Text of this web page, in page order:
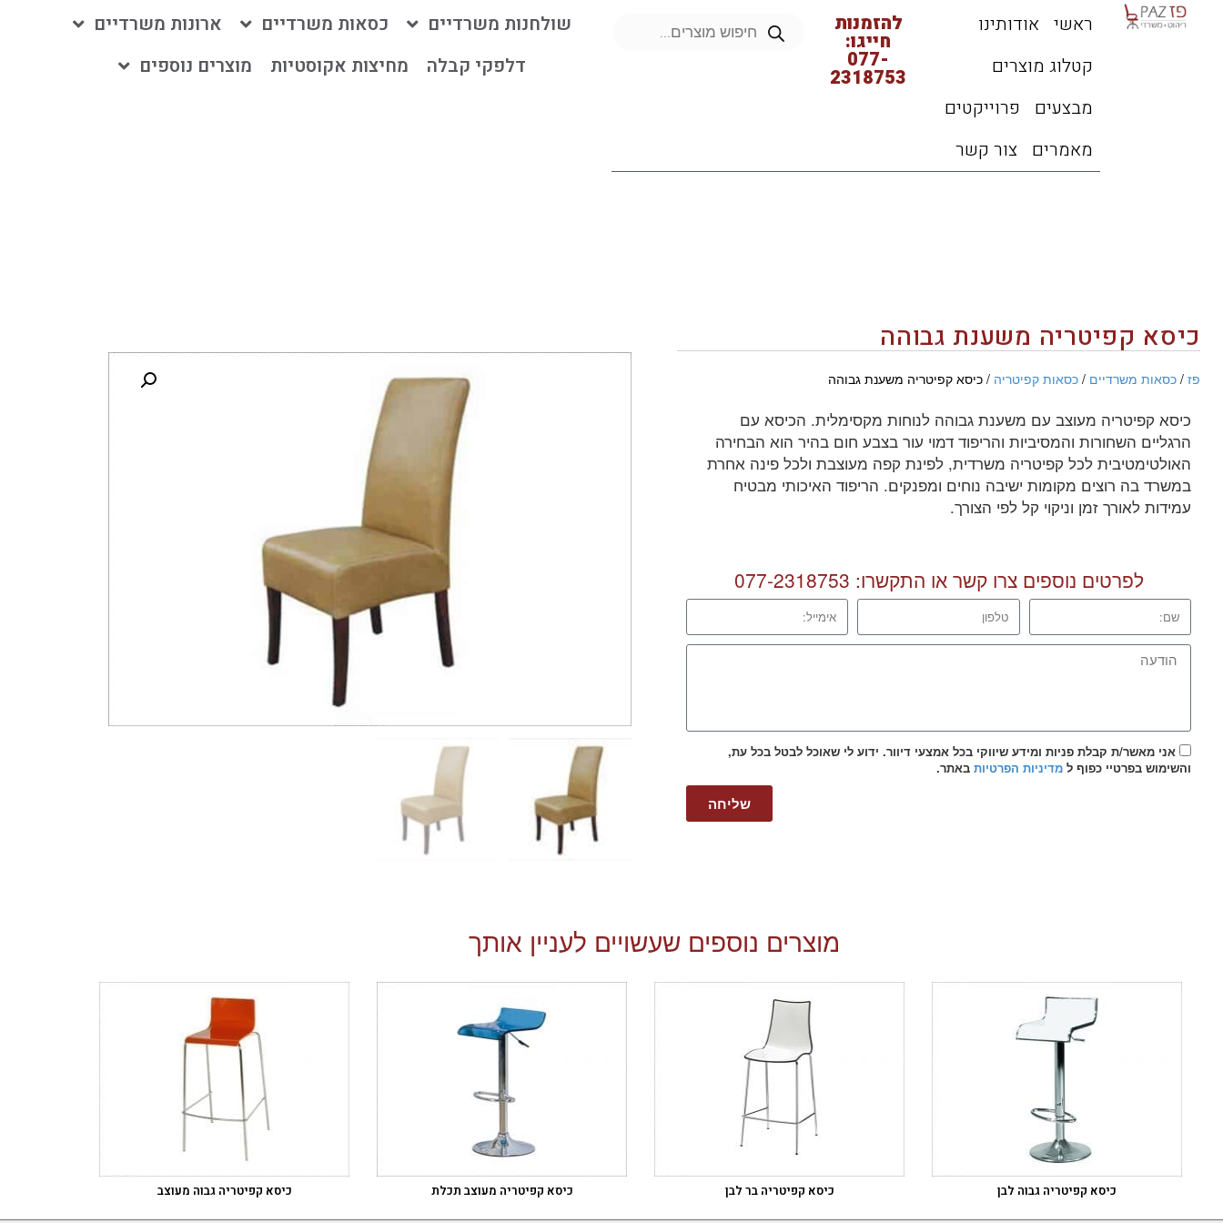
ראשי אודותינו
קטלוג מוצרים
מבצעים
פרוייקטים
מאמרים צור קשר
להזמנות
חייגו:
077-
2318753
שולחנות משרדיים כסאות משרדיים
ארונות משרדיים
דלפקי קבלה
מחיצות אקוסטיות מוצרים נוספים
כיסא קפיטריה משענת גבוהה
פז / כסאות משרדיים / כסאות קפיטריה / כיסא קפיטריה משענת גבוהה
כיסא קפיטריה מעוצב עם משענת גבוהה לנוחות מקסימלית. הכיסא עם
הרגליים השחורות והמסיביות והריפוד דמוי עור בצבע חום בהיר הוא הבחירה
האולטימטיבית לכל קפיטריה משרדית, לפינת קפה מעוצבת ולכל פינה אחרת
במשרד בה רוצים מקומות ישיבה נוחים ומפנקים. הריפוד האיכותי מבטיח
עמידות לאורך זמן וניקוי קל לפי הצורך.
לפרטים נוספים צרו קשר או התקשרו: 077-2318753
אני מאשר/ת קבלת פניות ומידע שיווקי בכל אמצעי דיוור. ידוע לי שאוכל לבטל בכל עת,
והשימוש בפרטיי כפוף ל מדיניות הפרטיות באתר.
שליחה
מוצרים נוספים שעשויים לעניין אותך
כיסא קפיטריה גבוה לבן כיסא קפיטריה בר לבן כיסא קפיטריה מעוצב תכלת כיסא קפיטריה גבוה מעוצב